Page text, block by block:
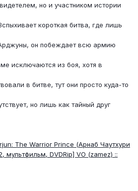
но и участником истории
короткая битва, где лишь
он побеждает всю армию
исключаются из боя, хотя в
в битве, тут они просто куда-то
но лишь как тайный друг
The Warrior Prince (Арнаб Чаутхури
мультфильм, DVDRip] VO (zamez) ::